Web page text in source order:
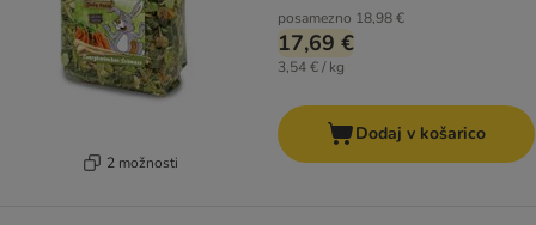
2 možnosti
posamezno 18,98 €
17,69 €
3,54 € / kg
Dodaj v košarico